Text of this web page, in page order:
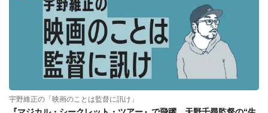
宇野維正の「映画のことは監督に訊け」